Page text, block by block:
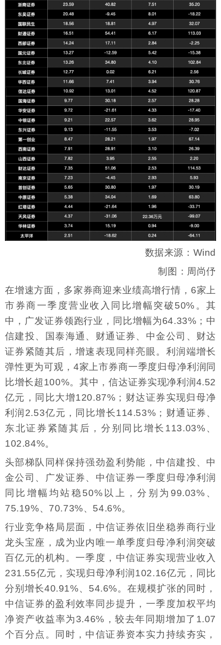
数据来源：Wind
制图：周尚伃
在增速方面，多家券商迎来业绩高增行情，6家上
市券商一季度营业收入同比增幅突破50%。其
中，广发证券领跑行业，同比增幅为64.33%；中
信建投、国泰海通、财通证券、中金公司、财达
证券紧随其后，增速表现同样亮眼。利润端增长
弹性更为可观，4家上市券商一季度归母净利润同
比增长超100%。其中，信达证券实现净利润4.52
亿元，同比大增120.87%；财达证券实现归母净
利润2.53亿元，同比增长114.53%；财通证券、
东北证券紧随其后，分别同比增长113.03%、
102.84%。
头部梯队同样保持强劲盈利势能，中信建投、中
金公司、广发证券、中信证券一季度归母净利润
同比增幅均站稳50%以上，分别为99.03%、
75.19%、70.73%、54.6%。
行业竞争格局层面，中信证券依旧坐稳券商行业
龙头宝座，成为业内唯一单季度归母净利润突破
百亿元的机构。一季度，中信证券实现营业收入
231.55亿元，实现归母净利润102.16亿元，同比
分别增长40.91%、54.6%。在规模扩张的同时，
中信证券的盈利效率同步提升，一季度加权平均
净资产收益率为3.46%，较去年同期增加了1.07
个百分点。同时，中信证券资本实力持续夯实，